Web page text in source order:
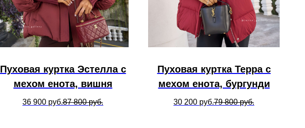
Пуховая куртка Эстелла с
мехом енота, вишня
36 900 руб.87 800 руб.
Пуховая куртка Терра с
мехом енота, бургунди
30 200 руб.79 800 руб.